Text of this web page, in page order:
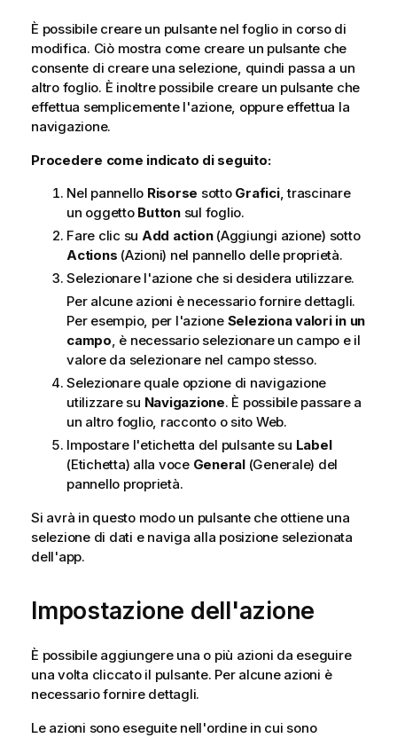
È possibile creare un pulsante nel foglio in corso di
modifica. Ciò mostra come creare un pulsante che
consente di creare una selezione, quindi passa a un
altro foglio. È inoltre possibile creare un pulsante che
effettua semplicemente l'azione, oppure effettua la
navigazione.
Procedere come indicato di seguito:
Nel pannello Risorse sotto Grafici, trascinare
un oggetto Buttonsul foglio.
Fare clic su Add action(Aggiungi azione) sotto
Actions (Azioni) nel pannello delle proprietà.
Selezionare l'azione che si desidera utilizzare.
Per alcune azioni è necessario fornire dettagli.
Per esempio, per l'azione Seleziona valori in un
campo , è necessario selezionare un campo e il
valore da selezionare nel campo stesso.
Selezionare quale opzione di navigazione
utilizzare su Navigazione. È possibile passare a
un altro foglio, racconto o sito Web.
Impostare l'etichetta del pulsante su Label
(Etichetta) alla voce General(Generale) del
pannello proprietà.
Si avrà in questo modo un pulsante che ottiene una
selezione di dati e naviga alla posizione selezionata
dell'app.
Impostazione dell'azione
È possibile aggiungere una o più azioni da eseguire
una volta cliccato il pulsante. Per alcune azioni è
necessario fornire dettagli.
Le azioni sono eseguite nell'ordine in cui sono